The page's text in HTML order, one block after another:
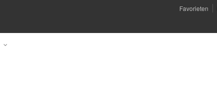
Favorieten